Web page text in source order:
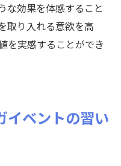
な効果を体感すること
取り入れる意欲を高
を実感することができ
イベントの習い